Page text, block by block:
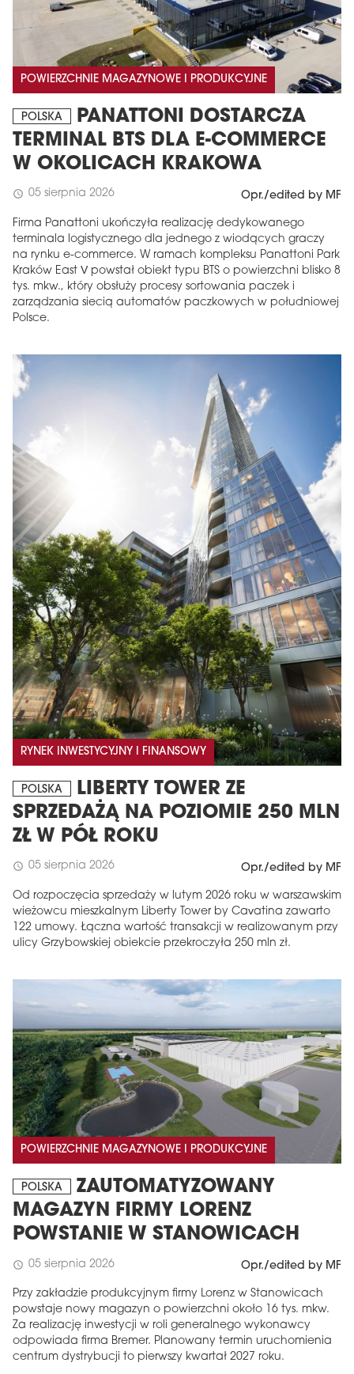
POWIERZCHNIE MAGAZYNOWE I PRODUKCYJNE
POLSKA
PANATTONI DOSTARCZA
TERMINAL BTS DLA E-COMMERCE
W OKOLICACH KRAKOWA
schedule 05 sierpnia 2026 Opr./edited by MF
Firma Panattoni ukończyła realizację dedykowanego
terminala logistycznego dla jednego z wiodących graczy
na rynku e-commerce. W ramach kompleksu Panattoni Park
Kraków East V powstał obiekt typu BTS o powierzchni blisko 8
tys. mkw., który obsłuży procesy sortowania paczek i
zarządzania siecią automatów paczkowych w południowej
Polsce.
RYNEK INWESTYCYJNY I FINANSOWY
POLSKA
LIBERTY TOWER ZE
SPRZEDAŻĄ NA POZIOMIE 250 MLN
ZŁ W PÓŁ ROKU
schedule 05 sierpnia 2026 Opr./edited by MF
Od rozpoczęcia sprzedaży w lutym 2026 roku w warszawskim
wieżowcu mieszkalnym Liberty Tower by Cavatina zawarto
122 umowy. Łączna wartość transakcji w realizowanym przy
ulicy Grzybowskiej obiekcie przekroczyła 250 mln zł.
POWIERZCHNIE MAGAZYNOWE I PRODUKCYJNE
POLSKA
ZAUTOMATYZOWANY
MAGAZYN FIRMY LORENZ
POWSTANIE W STANOWICACH
schedule 05 sierpnia 2026 Opr./edited by MF
Przy zakładzie produkcyjnym firmy Lorenz w Stanowicach
powstaje nowy magazyn o powierzchni około 16 tys. mkw.
Za realizację inwestycji w roli generalnego wykonawcy
odpowiada firma Bremer. Planowany termin uruchomienia
centrum dystrybucji to pierwszy kwartał 2027 roku.